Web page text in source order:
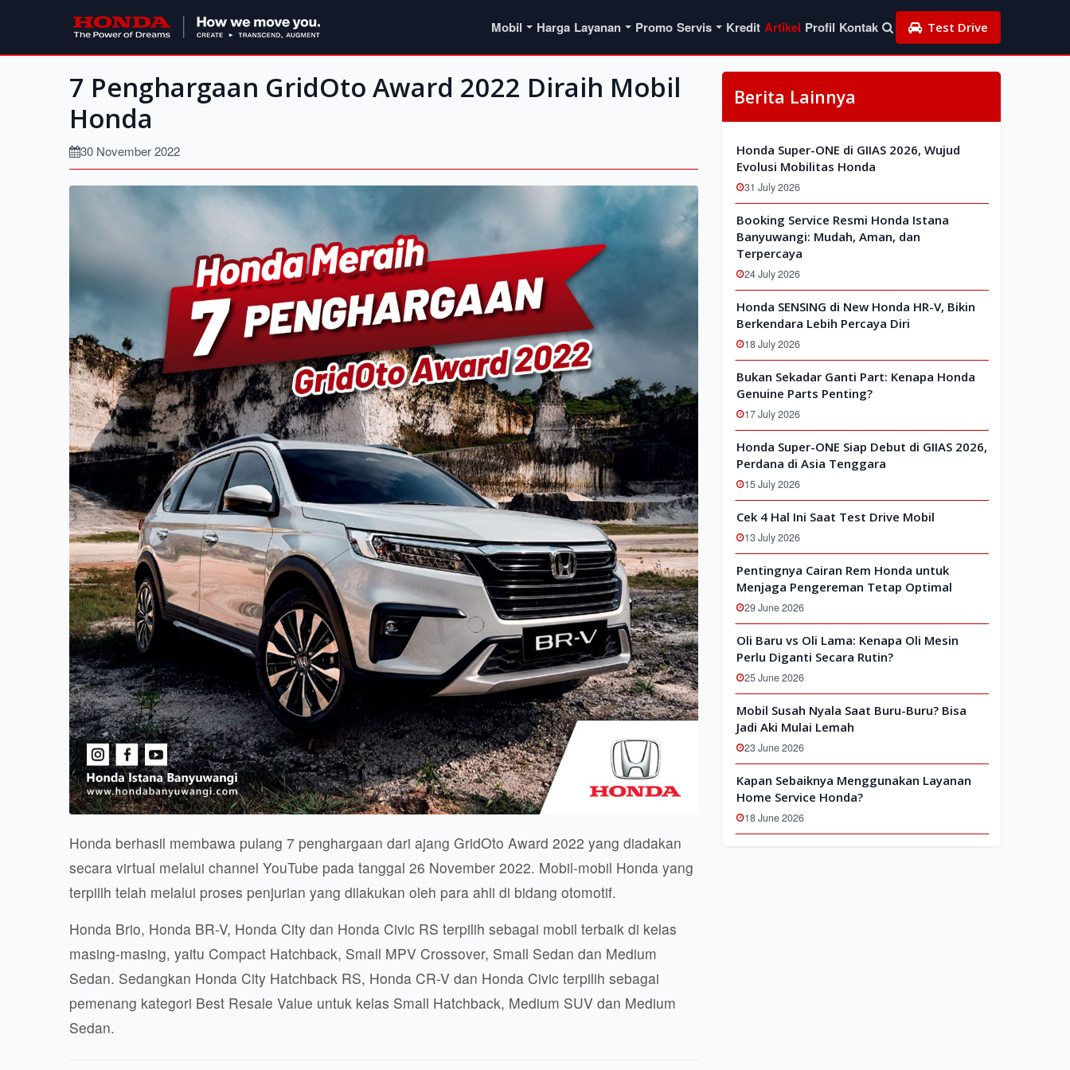
Mobil Harga Layanan Promo Servis Kredit Artikel Profil Kontak Test Drive
7 Penghargaan GridOto Award 2022 Diraih Mobil
Honda
30 November 2022
Honda berhasil membawa pulang 7 penghargaan dari ajang GridOto Award 2022 yang diadakan
secara virtual melalui channel YouTube pada tanggal 26 November 2022. Mobil-mobil Honda yang
terpilih telah melalui proses penjurian yang dilakukan oleh para ahli di bidang otomotif.
Honda Brio, Honda BR-V, Honda City dan Honda Civic RS terpilih sebagai mobil terbaik di kelas
masing-masing, yaitu Compact Hatchback, Small MPV Crossover, Small Sedan dan Medium
Sedan. Sedangkan Honda City Hatchback RS, Honda CR-V dan Honda Civic terpilih sebagai
pemenang kategori Best Resale Value untuk kelas Small Hatchback, Medium SUV dan Medium
Sedan.
Berita Lainnya
Honda Super-ONE di GIIAS 2026, Wujud
Evolusi Mobilitas Honda
31 July 2026
Booking Service Resmi Honda Istana
Banyuwangi: Mudah, Aman, dan
Terpercaya
24 July 2026
Honda SENSING di New Honda HR-V, Bikin
Berkendara Lebih Percaya Diri
18 July 2026
Bukan Sekadar Ganti Part: Kenapa Honda
Genuine Parts Penting?
17 July 2026
Honda Super-ONE Siap Debut di GIIAS 2026,
Perdana di Asia Tenggara
15 July 2026
Cek 4 Hal Ini Saat Test Drive Mobil
13 July 2026
Pentingnya Cairan Rem Honda untuk
Menjaga Pengereman Tetap Optimal
29 June 2026
Oli Baru vs Oli Lama: Kenapa Oli Mesin
Perlu Diganti Secara Rutin?
25 June 2026
Mobil Susah Nyala Saat Buru-Buru? Bisa
Jadi Aki Mulai Lemah
23 June 2026
Kapan Sebaiknya Menggunakan Layanan
Home Service Honda?
18 June 2026